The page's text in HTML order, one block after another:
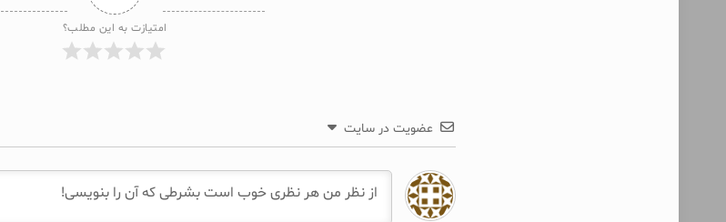
امتیازت به این مطلب؟
عضویت در سایت